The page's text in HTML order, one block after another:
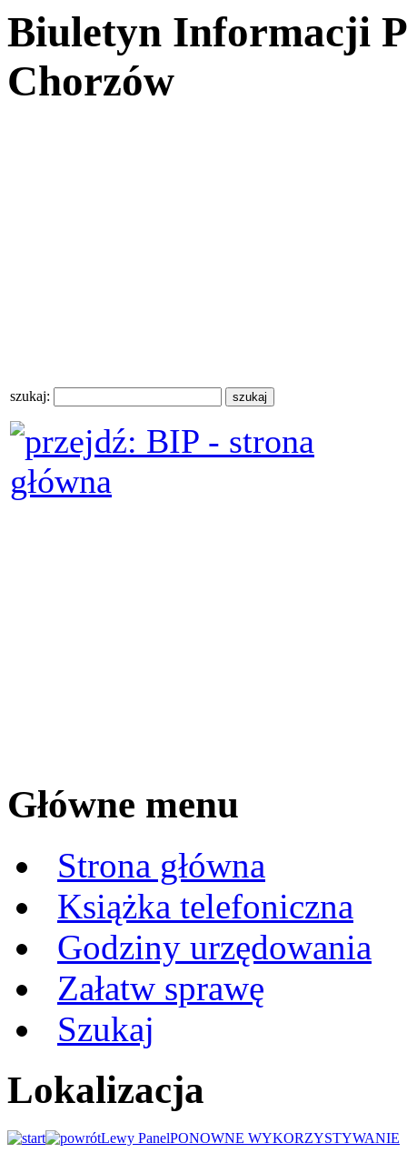
Biuletyn Informacji
Chorzów
szukaj:
Główne menu
Strona główna
Książka telefoniczna
Godziny urzędowania
Załatw sprawę
Szukaj
Lokalizacja
Lewy PanelPONOWNE WYKORZYSTYWANIE